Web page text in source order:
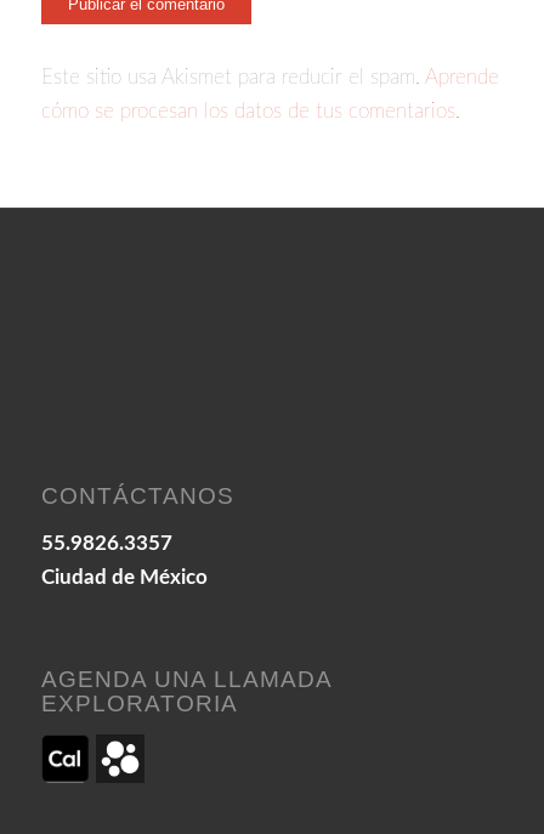
Este sitio usa Akismet para reducir el spam. Aprende
cómo se procesan los datos de tus comentarios.
CONTÁCTANOS
55.9826.3357
Ciudad de México
AGENDA UNA LLAMADA
EXPLORATORIA